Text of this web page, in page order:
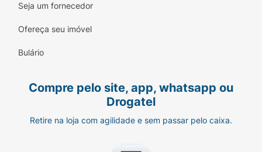
Seja um fornecedor
Ofereça seu imóvel
Bulário
Compre pelo site, app, whatsapp ou
Drogatel
Retire na loja com agilidade e sem passar pelo caixa.